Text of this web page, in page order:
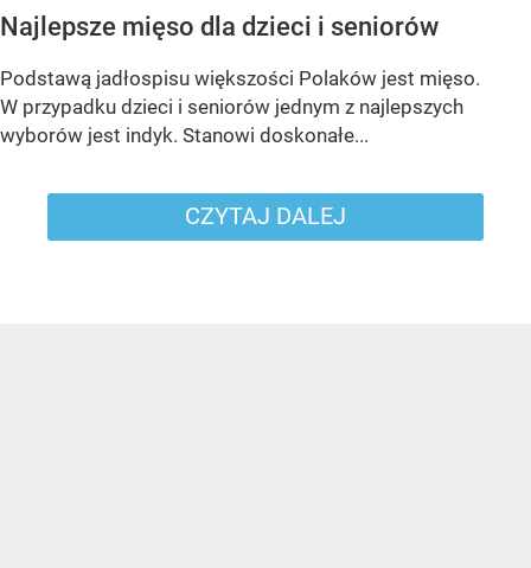
Najlepsze mięso dla dzieci i seniorów
Podstawą jadłospisu większości Polaków jest mięso.
W przypadku dzieci i seniorów jednym z najlepszych
wyborów jest indyk. Stanowi doskonałe...
CZYTAJ DALEJ